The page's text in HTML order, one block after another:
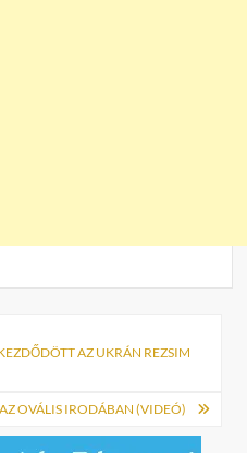
AZ UKRÁN REZSIM
OVÁLIS IRODÁBAN (VIDEÓ)